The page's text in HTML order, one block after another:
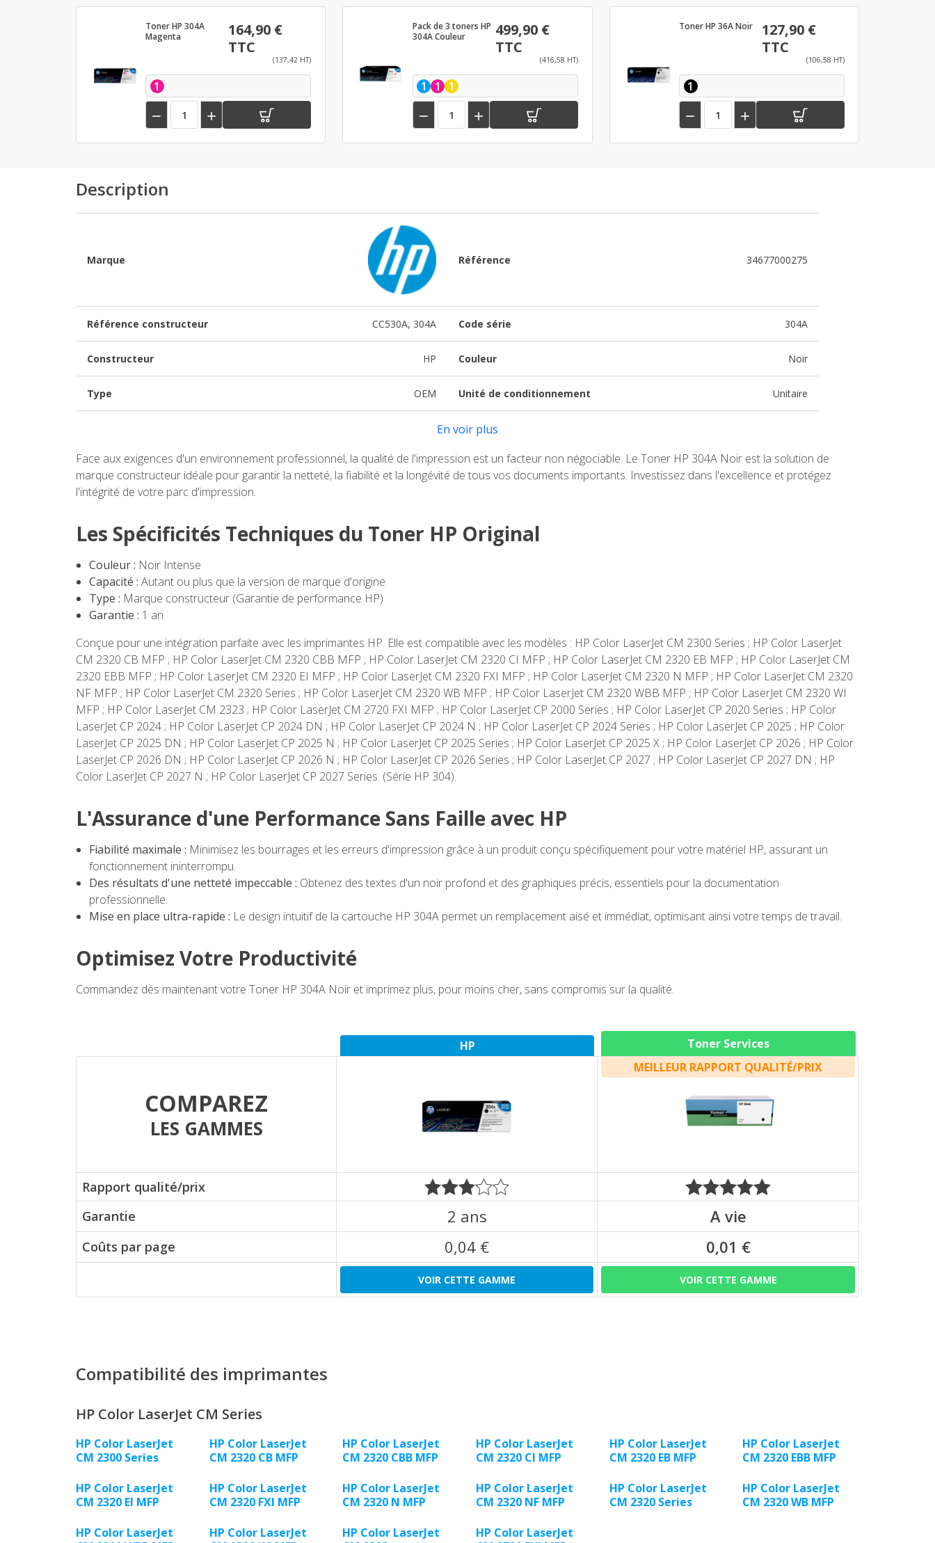
Toner HP 304A
Magenta
164,90 €
TTC
(137,42 HT)
1
 
Pack de 3 toners HP
304A Couleur
499,90 €
TTC
(416,58 HT)
1 1 1
 
Toner HP 36A Noir
127,90 €
TTC
(106,58 HT)
1
 
Description
Marque Référence 34677000275
Référence constructeur CC530A, 304A Code série 304A
Constructeur HP Couleur Noir
Type OEM Unité de conditionnement Unitaire
En voir plus
Face aux exigences d'un environnement professionnel, la qualité de l'impression est un facteur non négociable. Le Toner HP 304A Noir est la solution de
marque constructeur idéale pour garantir la netteté, la fiabilité et la longévité de tous vos documents importants. Investissez dans l'excellence et protégez
l'intégrité de votre parc d'impression.
Les Spécificités Techniques du Toner HP Original
Couleur : Noir Intense
Capacité : Autant ou plus que la version de marque d'origine
Type : Marque constructeur (Garantie de performance HP)
Garantie : 1 an
Conçue pour une intégration parfaite avec les imprimantes HP. Elle est compatible avec les modèles : HP Color LaserJet CM 2300 Series ; HP Color LaserJet
CM 2320 CB MFP ; HP Color LaserJet CM 2320 CBB MFP ; HP Color LaserJet CM 2320 CI MFP ; HP Color LaserJet CM 2320 EB MFP ; HP Color LaserJet CM
2320 EBB MFP ; HP Color LaserJet CM 2320 EI MFP ; HP Color LaserJet CM 2320 FXI MFP ; HP Color LaserJet CM 2320 N MFP ; HP Color LaserJet CM 2320
NF MFP ; HP Color LaserJet CM 2320 Series ; HP Color LaserJet CM 2320 WB MFP ; HP Color LaserJet CM 2320 WBB MFP ; HP Color LaserJet CM 2320 WI
MFP ; HP Color LaserJet CM 2323 ; HP Color LaserJet CM 2720 FXI MFP ; HP Color LaserJet CP 2000 Series ; HP Color LaserJet CP 2020 Series ; HP Color
LaserJet CP 2024 ; HP Color LaserJet CP 2024 DN ; HP Color LaserJet CP 2024 N ; HP Color LaserJet CP 2024 Series ; HP Color LaserJet CP 2025 ; HP Color
LaserJet CP 2025 DN ; HP Color LaserJet CP 2025 N ; HP Color LaserJet CP 2025 Series ; HP Color LaserJet CP 2025 X ; HP Color LaserJet CP 2026 ; HP Color
LaserJet CP 2026 DN ; HP Color LaserJet CP 2026 N ; HP Color LaserJet CP 2026 Series ; HP Color LaserJet CP 2027 ; HP Color LaserJet CP 2027 DN ; HP
Color LaserJet CP 2027 N ; HP Color LaserJet CP 2027 Series. (Série HP 304).
L'Assurance d'une Performance Sans Faille avec HP
Fiabilité maximale : Minimisez les bourrages et les erreurs d'impression grâce à un produit conçu spécifiquement pour votre matériel HP, assurant un
fonctionnement ininterrompu.
Des résultats d'une netteté impeccable : Obtenez des textes d'un noir profond et des graphiques précis, essentiels pour la documentation
professionnelle.
Mise en place ultra-rapide : Le design intuitif de la cartouche HP 304A permet un remplacement aisé et immédiat, optimisant ainsi votre temps de travail.
Optimisez Votre Productivité
Commandez dès maintenant votre Toner HP 304A Noir et imprimez plus, pour moins cher, sans compromis sur la qualité.
HP Toner Services
COMPAREZ
LES GAMMES
MEILLEUR RAPPORT QUALITÉ/PRIX
Rapport qualité/prix
Garantie
2 ans A vie
Coûts par page 0,04 € 0,01 €
VOIR CETTE GAMME VOIR CETTE GAMME
Compatibilité des imprimantes
HP Color LaserJet CM Series
HP Color LaserJet
CM 2300 Series
HP Color LaserJet
CM 2320 CB MFP
HP Color LaserJet
CM 2320 CBB MFP
HP Color LaserJet
CM 2320 CI MFP
HP Color LaserJet
CM 2320 EB MFP
HP Color LaserJet
CM 2320 EBB MFP
HP Color LaserJet
CM 2320 EI MFP
HP Color LaserJet
CM 2320 FXI MFP
HP Color LaserJet
CM 2320 N MFP
HP Color LaserJet
CM 2320 NF MFP
HP Color LaserJet
CM 2320 Series
HP Color LaserJet
CM 2320 WB MFP
HP Color LaserJet
HP Color LaserJet
HP Color LaserJet
HP Color LaserJet